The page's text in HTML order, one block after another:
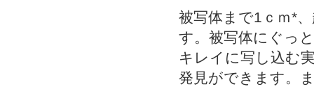
被写体まで1ｃｍ*
す。被写体にぐっ
キレイに写し込む
発見ができます。